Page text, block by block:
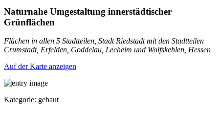
Naturnahe Umgestaltung innerstädtischer
Grünflächen
Flächen in allen 5 Stadtteilen, Stadt Riedstadt mit den Stadtteilen
Crumstadt, Erfelden, Goddelau, Leeheim und Wolfskehlen, Hessen
Auf der Karte anzeigen
Kategorie: gebaut